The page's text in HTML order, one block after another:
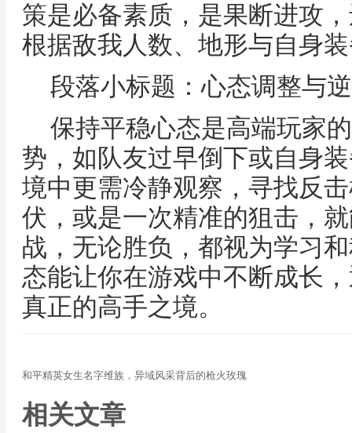
策是必备素质，是果断进攻
根据敌我人数、地形与自身
段落小标题：心态调整与
保持平稳心态是高端玩家
势，如队友过早倒下或自身
境中更需冷静观察，寻找反
伏，或是一次精准的狙击，
战，无论胜负，都视为学习
态能让你在游戏中不断成长
真正的高手之境。
和平精英女生名字维族，异域风采背后的枪火玫瑰
相关文章